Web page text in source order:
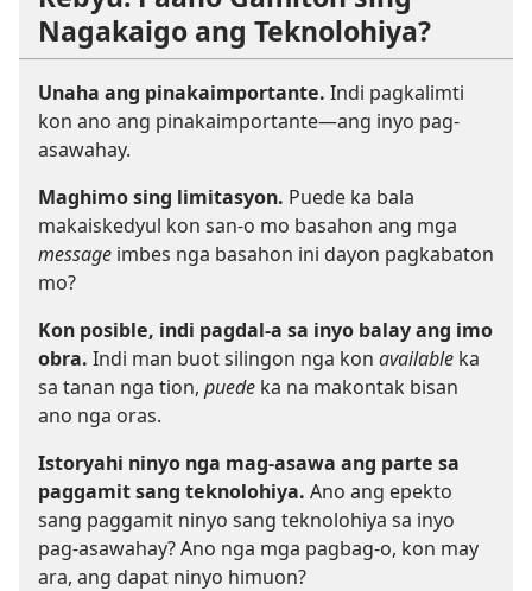
Nagakaigo ang Teknolohiya?
Unaha ang pinakaimportante. Indi pagkalimti
kon ano ang pinakaimportante—ang inyo pag-
asawahay.
Maghimo sing limitasyon. Puede ka bala
makaiskedyul kon san-o mo basahon ang mga
message imbes nga basahon ini dayon pagkabaton
mo?
Kon posible, indi pagdal-a sa inyo balay ang imo
obra. Indi man buot silingon nga kon available ka
sa tanan nga tion, puede ka na makontak bisan
ano nga oras.
Istoryahi ninyo nga mag-asawa ang parte sa
paggamit sang teknolohiya. Ano ang epekto
sang paggamit ninyo sang teknolohiya sa inyo
pag-asawahay? Ano nga mga pagbag-o, kon may
ara, ang dapat ninyo himuon?